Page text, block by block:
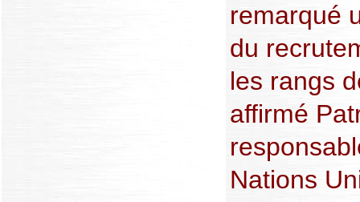
remarqué
du
les rangs
affirmé
Nations